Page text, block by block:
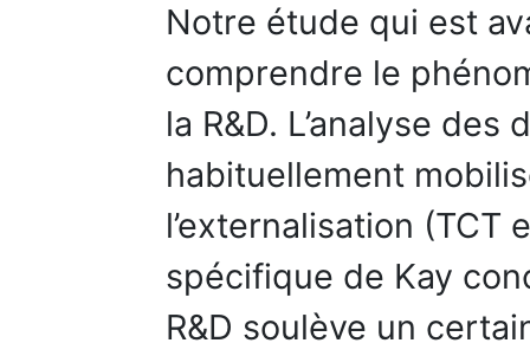
Notre étude qui est
comprendre le
la R&D. L’analyse
habituellement
l’externalisation (TCT
spécifique de Kay
R&D soulève un